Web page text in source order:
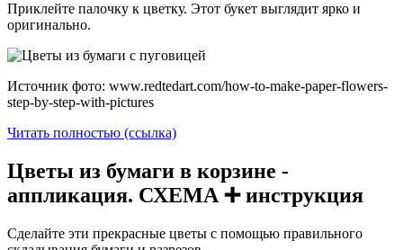
Приклейте палочку к цветку. Этот букет выглядит ярко и
оригинально.
Источник фото: www.redtedart.com/how-to-make-paper-flowers-
step-by-step-with-pictures
Читать полностью (ссылка)
Цветы из бумаги в корзине -
аппликация. СХЕМА ➕ инструкция
Сделайте эти прекрасные цветы с помощью правильного